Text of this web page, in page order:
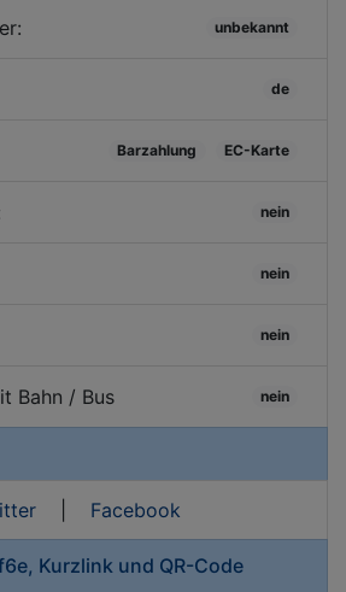
unbekannt
de
Barzahlung EC-Karte
nein
nein
nein
Bahn / Bus nein
| Facebook
Kurzlink und QR-Code